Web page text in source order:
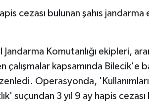
cezası bulunan şahıs
Komutanlığı ekipleri,
çalışmalar kapsamında Bilecik'e
Operasyonda,
suçundan 3 yıl 9 ay hapis